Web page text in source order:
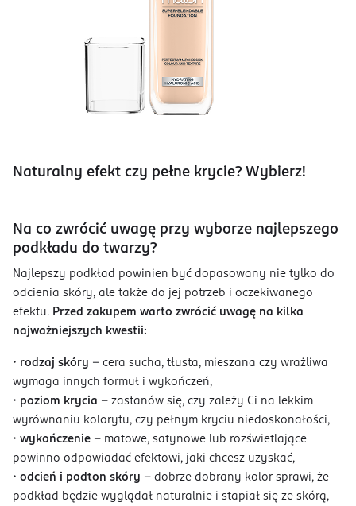
Naturalny efekt czy pełne krycie? Wybierz!
Na co zwrócić uwagę przy wyborze najlepszego
podkładu do twarzy?
Najlepszy podkład powinien być dopasowany nie tylko do
odcienia skóry, ale także do jej potrzeb i oczekiwanego
efektu. Przed zakupem warto zwrócić uwagę na kilka
najważniejszych kwestii:
• rodzaj skóry – cera sucha, tłusta, mieszana czy wrażliwa
wymaga innych formuł i wykończeń,
• poziom krycia – zastanów się, czy zależy Ci na lekkim
wyrównaniu kolorytu, czy pełnym kryciu niedoskonałości,
• wykończenie – matowe, satynowe lub rozświetlające
powinno odpowiadać efektowi, jaki chcesz uzyskać,
• odcień i podton skóry – dobrze dobrany kolor sprawi, że
podkład będzie wyglądał naturalnie i stapiał się ze skórą,